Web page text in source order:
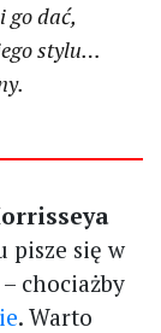
go dać,
stylu…
pisze się w
chociażby
. Warto